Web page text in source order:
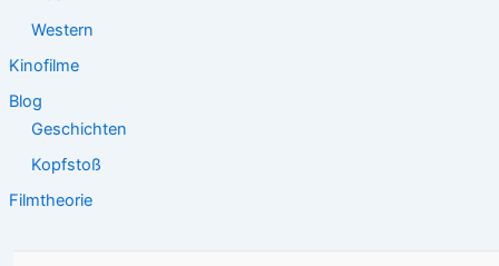
Western
Kinofilme
Blog
Geschichten
Kopfstoß
Filmtheorie